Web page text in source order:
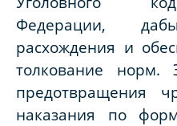
Федерации,
расхождения и
толкование норм.
предотвращения
наказания по